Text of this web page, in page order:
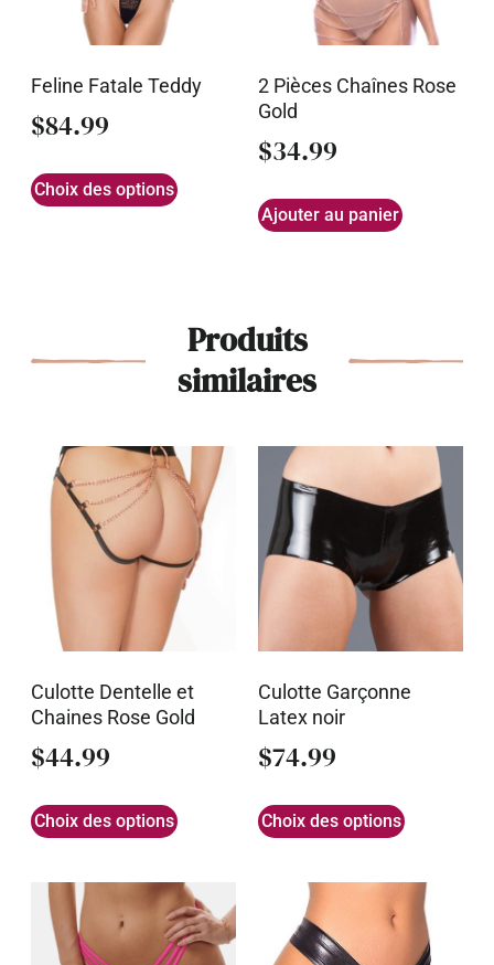
Feline Fatale Teddy
$84.99
Choix des options
2 Pièces Chaînes Rose
Gold
$34.99
Ajouter au panier
Produits
similaires
Culotte Dentelle et
Chaines Rose Gold
$44.99
Choix des options
Culotte Garçonne
Latex noir
$74.99
Choix des options